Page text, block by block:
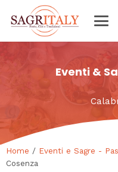
Eventi &
Home / Eventi e Sagre -
Cosenza